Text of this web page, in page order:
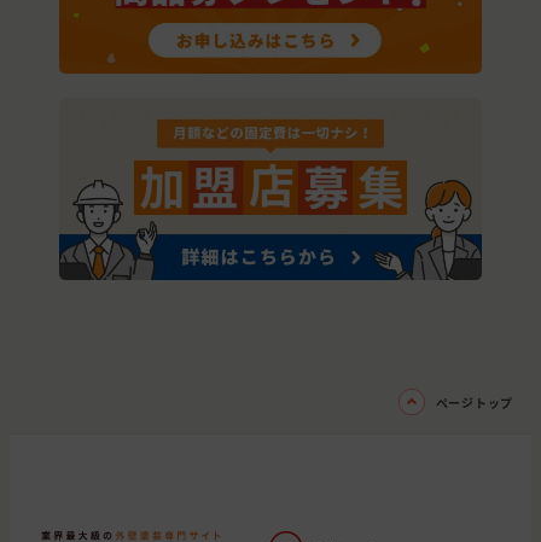
ページトップ